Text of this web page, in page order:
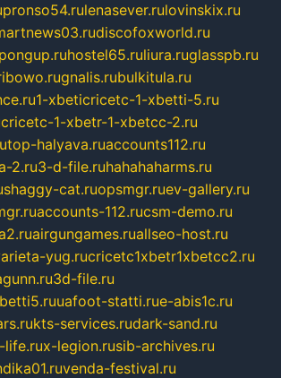
pronso54.rulenasever.rulovinskix.ru
discofoxworld.ru
pongup.ruhostel65.ruliura.ruglasspb.ru
gnalis.rubulkitula.ru
1-xbeticricetc-1-xbetti-5.ru
cricetc-1-xbetr-1-xbetcc-2.ru
top-halyava.ruaccounts112.ru
2.ru3-d-file.ruhahahaharms.ru
shaggy-cat.ruopsmgr.ruev-gallery.ru
accounts-112.rucsm-demo.ru
airgungames.ruallseo-host.ru
yug.rucricetc1xbetr1xbetcc2.ru
3d-file.ru
uafoot-statti.rue-abis1c.ru
kts-services.rudark-sand.ru
life.rux-legion.rusib-archives.ru
venda-festival.ru